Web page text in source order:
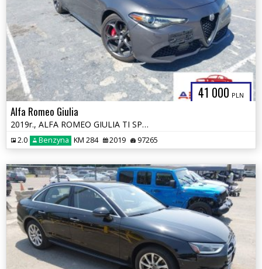
41 000 PLN
Alfa Romeo Giulia
2019r., ALFA ROMEO GIULIA TI SPORT AWD, 2L, od ubezpieczalni
2.0 Benzyna KM 284 2019 97265